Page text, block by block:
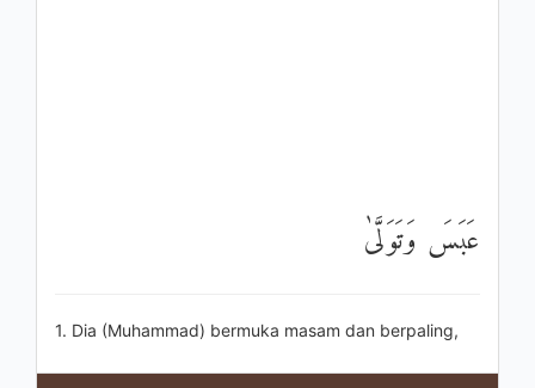
عَبَسَ وَتَوَلَّىٰ
1. Dia (Muhammad) bermuka masam dan berpaling,